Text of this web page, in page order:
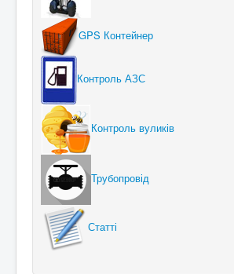
GPS Контейнер
Контроль АЗС
Контроль вуликів
Трубопровід
Статті